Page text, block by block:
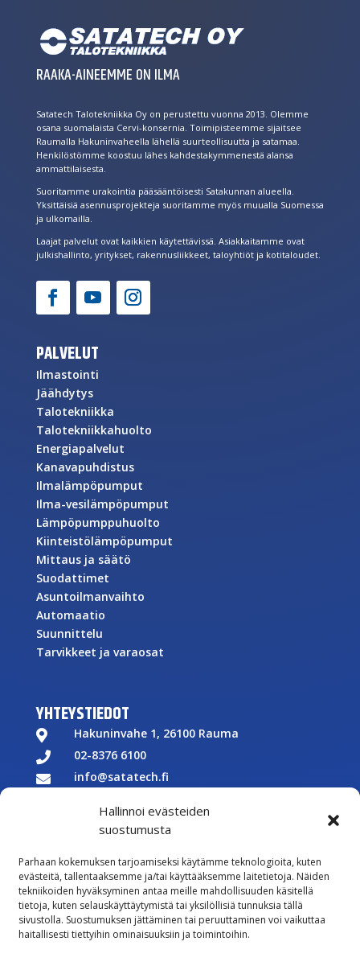
Hallinnoi evästeiden
suostumusta
Parhaan kokemuksen tarjoamiseksi käytämme teknologioita, kuten
evästeitä, tallentaaksemme ja/tai käyttääksemme laitetietoja. Näiden
tekniikoiden hyväksyminen antaa meille mahdollisuuden käsitellä
tietoja, kuten selauskäyttäytymistä tai yksilöllisiä tunnuksia tällä
sivustolla. Suostumuksen jättäminen tai peruuttaminen voi vaikuttaa
haitallisesti tiettyihin ominaisuuksiin ja toimintoihin.
RAAKA-AINEEMME ON ILMA
Satatech Talotekniikka Oy on perustettu vuonna 2013. Olemme
osana suomalaista Cervi-konsernia. Toimipisteemme sijaitsee
Raumalla Hakuninvaheella lähellä suurteollisuutta ja satamaa.
Henkilöstömme koostuu lähes kahdestakymmenestä alansa
ammattilaisesta.
Suoritamme urakointia pääsääntöisesti Satakunnan alueella.
Yksittäisiä asennusprojekteja suoritamme myös muualla Suomessa
ja ulkomailla.
Laajat palvelut ovat kaikkien käytettävissä. Asiakkaitamme ovat
julkishallinto, yritykset, rakennusliikkeet, taloyhtiöt ja kotitaloudet.
PALVELUT
Ilmastointi
Jäähdytys
Talotekniikka
Talotekniikkahuolto
Energiapalvelut
Kanavapuhdistus
Ilmalämpöpumput
Ilma-vesilämpöpumput
Lämpöpumppuhuolto
Kiinteistölämpöpumput
Mittaus ja säätö
Suodattimet
Asuntoilmanvaihto
Automaatio
Suunnittelu
Tarvikkeet ja varaosat
YHTEYSTIEDOT
 Hakuninvahe 1, 26100 Rauma
 02-8376 6100
 info@satatech.fi
Y-tunnus: 2575266-3
 Töihin meille
 Lähetä meille palautetta
 Seuraa meitä Facebookissa